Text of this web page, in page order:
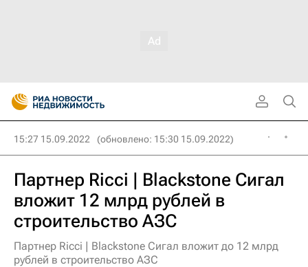
15:27 15.09.2022 (обновлено: 15:30 15.09.2022)
Партнер Ricci | Blackstone Сигал
вложит 12 млрд рублей в
строительство АЗС
Партнер Ricci | Blackstone Сигал вложит до 12 млрд
рублей в строительство АЗС